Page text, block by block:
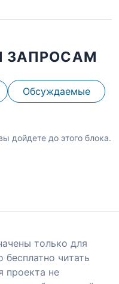
ЗАПРОСАМ
Обсуждаемые
дойдете до этого блока.
только для
читать
проекта не